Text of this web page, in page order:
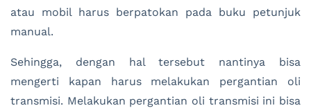
atau mobil harus berpatokan pada buku petunjuk
manual.
Sehingga, dengan hal tersebut nantinya bisa
mengerti kapan harus melakukan pergantian oli
transmisi. Melakukan pergantian oli transmisi ini bisa